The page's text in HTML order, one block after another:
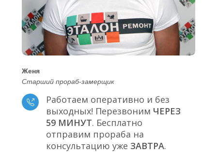
Женя
Старший прораб-замерщик
Работаем оперативно и без
выходных! Перезвоним ЧЕРЕЗ
59 МИНУТ. Бесплатно
отправим прораба на
консультацию уже ЗАВТРА.